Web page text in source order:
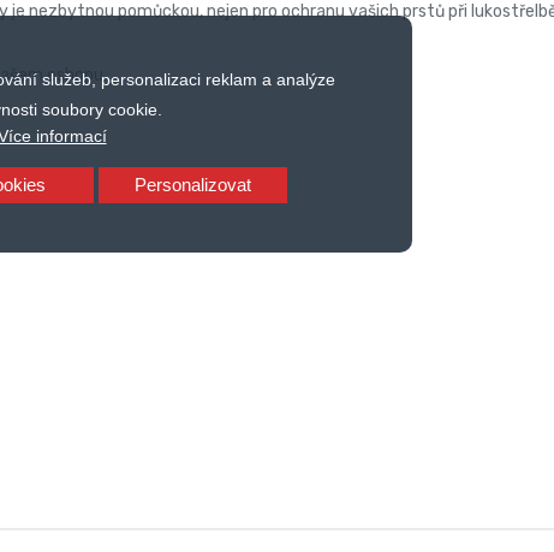
služeb, personalizaci reklam a analýze
soubory cookie.
informací
Personalizovat
nezbytnou pomůckou, nejen pro ochranu vašich prstů při
eshopu.